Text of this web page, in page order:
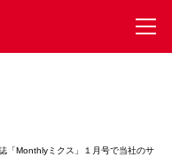
「Monthlyミクス」１月号で当社のサ